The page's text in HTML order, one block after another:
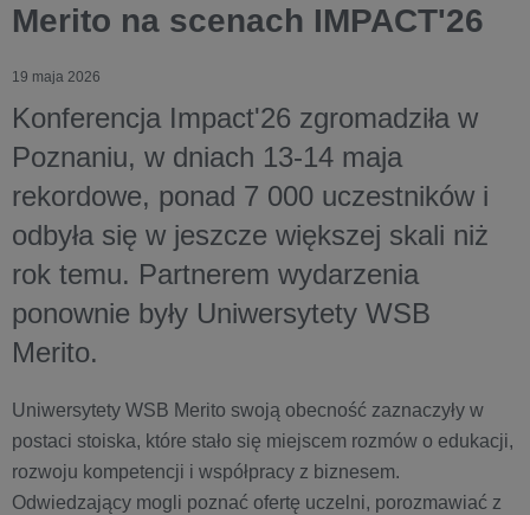
Merito na scenach IMPACT'26
19 maja 2026
Konferencja Impact'26 zgromadziła w
Poznaniu, w dniach 13-14 maja
rekordowe, ponad 7 000 uczestników i
odbyła się w jeszcze większej skali niż
rok temu. Partnerem wydarzenia
ponownie były Uniwersytety WSB
Merito.
Uniwersytety WSB Merito swoją obecność zaznaczyły w
postaci stoiska, które stało się miejscem rozmów o edukacji,
rozwoju kompetencji i współpracy z biznesem.
Odwiedzający mogli poznać ofertę uczelni, porozmawiać z